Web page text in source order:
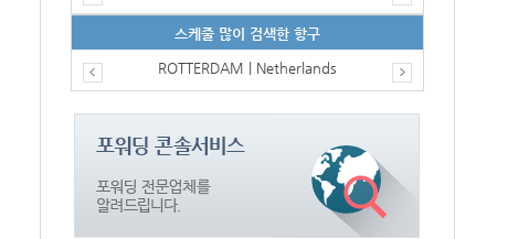
스케줄 많이 검색한 항구
ROTTERDAM | Netherlands